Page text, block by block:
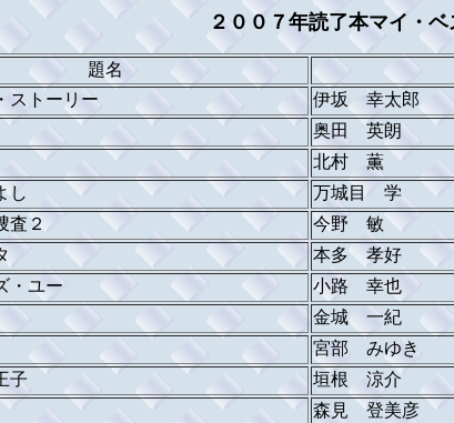
２００７年読了本マイ・ベ
題名
ストーリー 伊坂 幸太郎
奥田 英朗
北村 薫
し 万城目 学
２ 今野 敏
本多 孝好
・ユー 小路 幸也
金城 一紀
宮部 みゆき
子 垣根 涼介
森見 登美彦